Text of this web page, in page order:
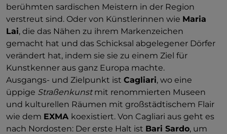
berühmten sardischen Meistern in der Region
verstreut sind. Oder von Künstlerinnen wie Maria
Lai, die das Nähen zu ihrem Markenzeichen
gemacht hat und das Schicksal abgelegener Dörfer
verändert hat, indem sie sie zu einem Ziel für
Kunstkenner aus ganz Europa machte.
Ausgangs- und Zielpunkt ist Cagliari, wo eine
üppige Straßenkunstmit renommierten Museen
und kulturellen Räumen mit großstädtischem Flair
wie dem EXMA koexistiert. Von Cagliari aus geht es
nach Nordosten: Der erste Halt ist Bari Sardo, um